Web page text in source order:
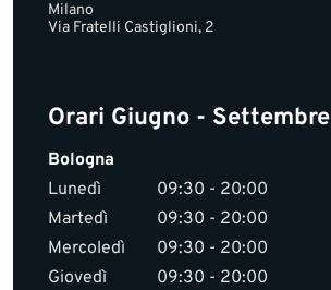
Milano
Via Fratelli Castiglioni, 2
Orari Giugno - Settembre
Bologna
Lunedì
09:30 - 20:00
Martedì
09:30 - 20:00
Mercoledì
09:30 - 20:00
Giovedì
09:30 - 20:00